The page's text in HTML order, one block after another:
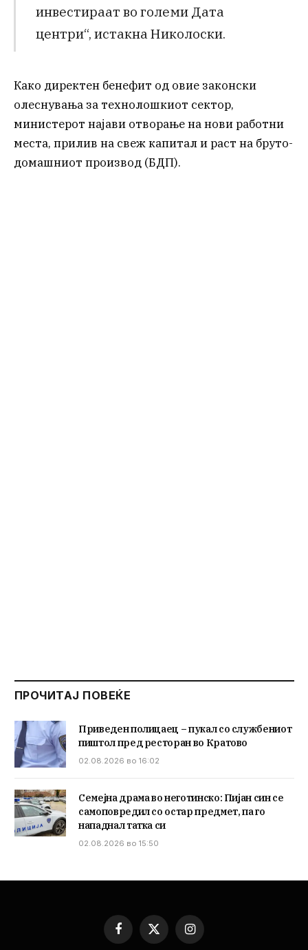
инвестираат во големи Дата
центри“, истакна Николоски.
Како директен бенефит од овие законски
олеснувања за технолошкиот сектор,
министерот најави отворање на нови работни
места, прилив на свеж капитал и раст на бруто-
домашниот производ (БДП).
ПРОЧИТАЈ ПОВЕЌЕ
Приведен полицаец – пукал со службениот
пиштол пред ресторан во Кратово
02.08.2026 во 16:02
Семејна драма во неготинско: Пијан син се
самоповредил со остар предмет, па го
нападнал татка си
02.08.2026 во 15:50
Facebook
X
(Twitter)
Instagram